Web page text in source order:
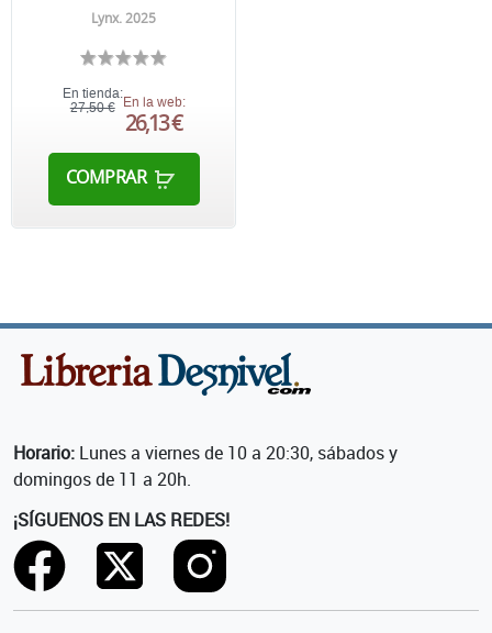
Lynx. 2025
En tienda:
27,50 € En la web:
26,13 €
COMPRAR
Horario: Lunes a viernes de 10 a 20:30, sábados y
domingos de 11 a 20h.
¡SÍGUENOS EN LAS REDES!